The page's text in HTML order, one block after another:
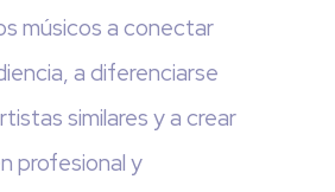
músicos a conectar
a diferenciarse
similares y a crear
profesional y